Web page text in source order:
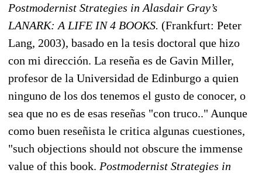
Postmodernist Strategies in Alasdair Gray’s
LANARK: A LIFE IN 4 BOOKS. (Frankfurt: Peter
Lang, 2003), basado en la tesis doctoral que hizo
con mi dirección. La reseña es de Gavin Miller,
profesor de la Universidad de Edinburgo a quien
ninguno de los dos tenemos el gusto de conocer, o
sea que no es de esas reseñas "con truco.." Aunque
como buen reseñista le critica algunas cuestiones,
"such objections should not obscure the immense
value of this book. Postmodernist Strategies in